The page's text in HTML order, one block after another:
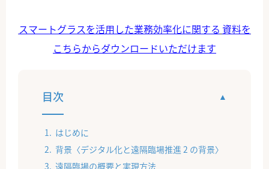
スマートグラスを活用した業務効率化に関する 資料を
こちらからダウンロードいただけます
目次
はじめに
背景〈デジタル化と遠隔臨場推進 2 の背景〉
遠隔臨場の概要と実現方法